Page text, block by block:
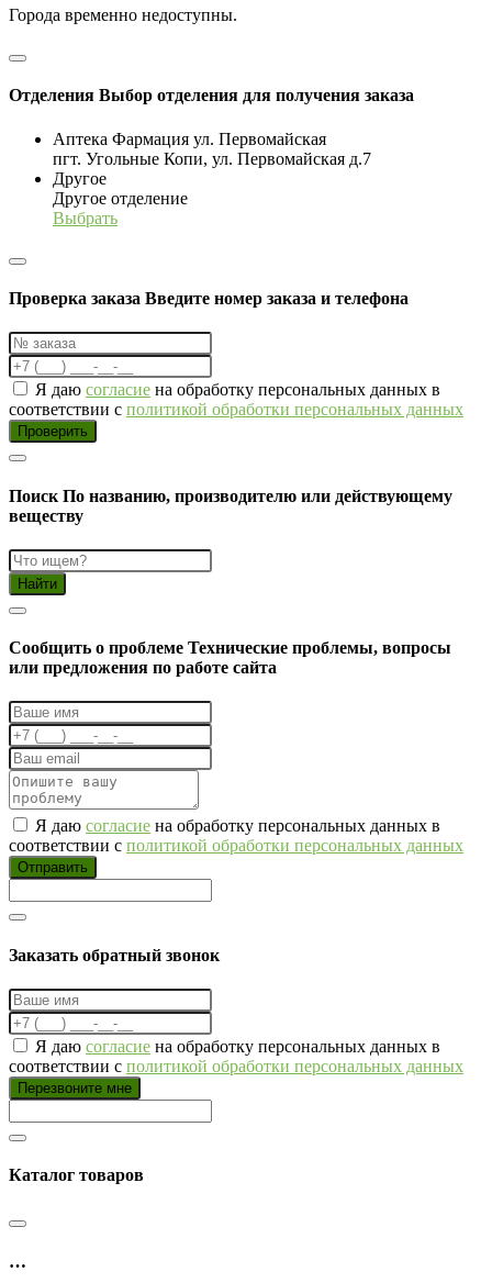
Города временно недоступны.
Отделения Выбор отделения для получения заказа
Аптека Фармация ул. Первомайская
пгт. Угольные Копи, ул. Первомайская д.7
Другое
Другое отделение
Выбрать
Проверка заказа Введите номер заказа и телефона
Я даю согласие на обработку персональных данных в
соответствии с политикой обработки персональных данных
Проверить
Поиск По названию, производителю или действующему
веществу
Найти
Cообщить о проблеме Технические проблемы, вопросы
или предложения по работе сайта
Я даю согласие на обработку персональных данных в
соответствии с политикой обработки персональных данных
Отправить
Заказать обратный звонок
Я даю согласие на обработку персональных данных в
соответствии с политикой обработки персональных данных
Перезвоните мне
Каталог товаров
…